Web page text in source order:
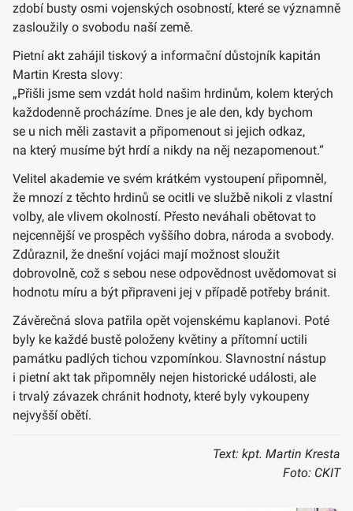
zdobí busty osmi vojenských osobností, které se významně
zasloužily o svobodu naší země.
Pietní akt zahájil tiskový a informační důstojník kapitán
Martin Kresta slovy:
„Přišli jsme sem vzdát hold našim hrdinům, kolem kterých
každodenně procházíme. Dnes je ale den, kdy bychom
se u nich měli zastavit a připomenout si jejich odkaz,
na který musíme být hrdí a nikdy na něj nezapomenout.“
Velitel akademie ve svém krátkém vystoupení připomněl,
že mnozí z těchto hrdinů se ocitli ve službě nikoli z vlastní
volby, ale vlivem okolností. Přesto neváhali obětovat to
nejcennější ve prospěch vyššího dobra, národa a svobody.
Zdůraznil, že dnešní vojáci mají možnost sloužit
dobrovolně, což s sebou nese odpovědnost uvědomovat si
hodnotu míru a být připraveni jej v případě potřeby bránit.
Závěrečná slova patřila opět vojenskému kaplanovi. Poté
byly ke každé bustě položeny květiny a přítomní uctili
památku padlých tichou vzpomínkou. Slavnostní nástup
i pietní akt tak připomněly nejen historické události, ale
i trvalý závazek chránit hodnoty, které byly vykoupeny
nejvyšší obětí.
Text: kpt. Martin Kresta
Foto: CKIT